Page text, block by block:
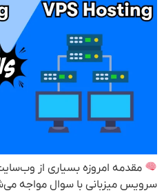
امروزه بسیاری از وب‌سایت‌ها